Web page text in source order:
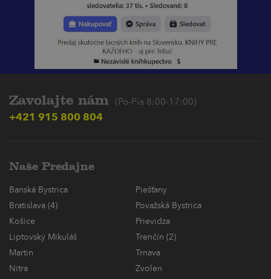
Zavolajte nám (Po-Pia 8:00-17:00)
+421 915 800 804
Naše Predajne
Banská Bystrica
Piešťany
Bratislava (4)
Považská Bystrica
Košice
Prievidza
Liptovský Mikuláš
Trenčín (2)
Martin
Trnava
Nitra
Zvolen